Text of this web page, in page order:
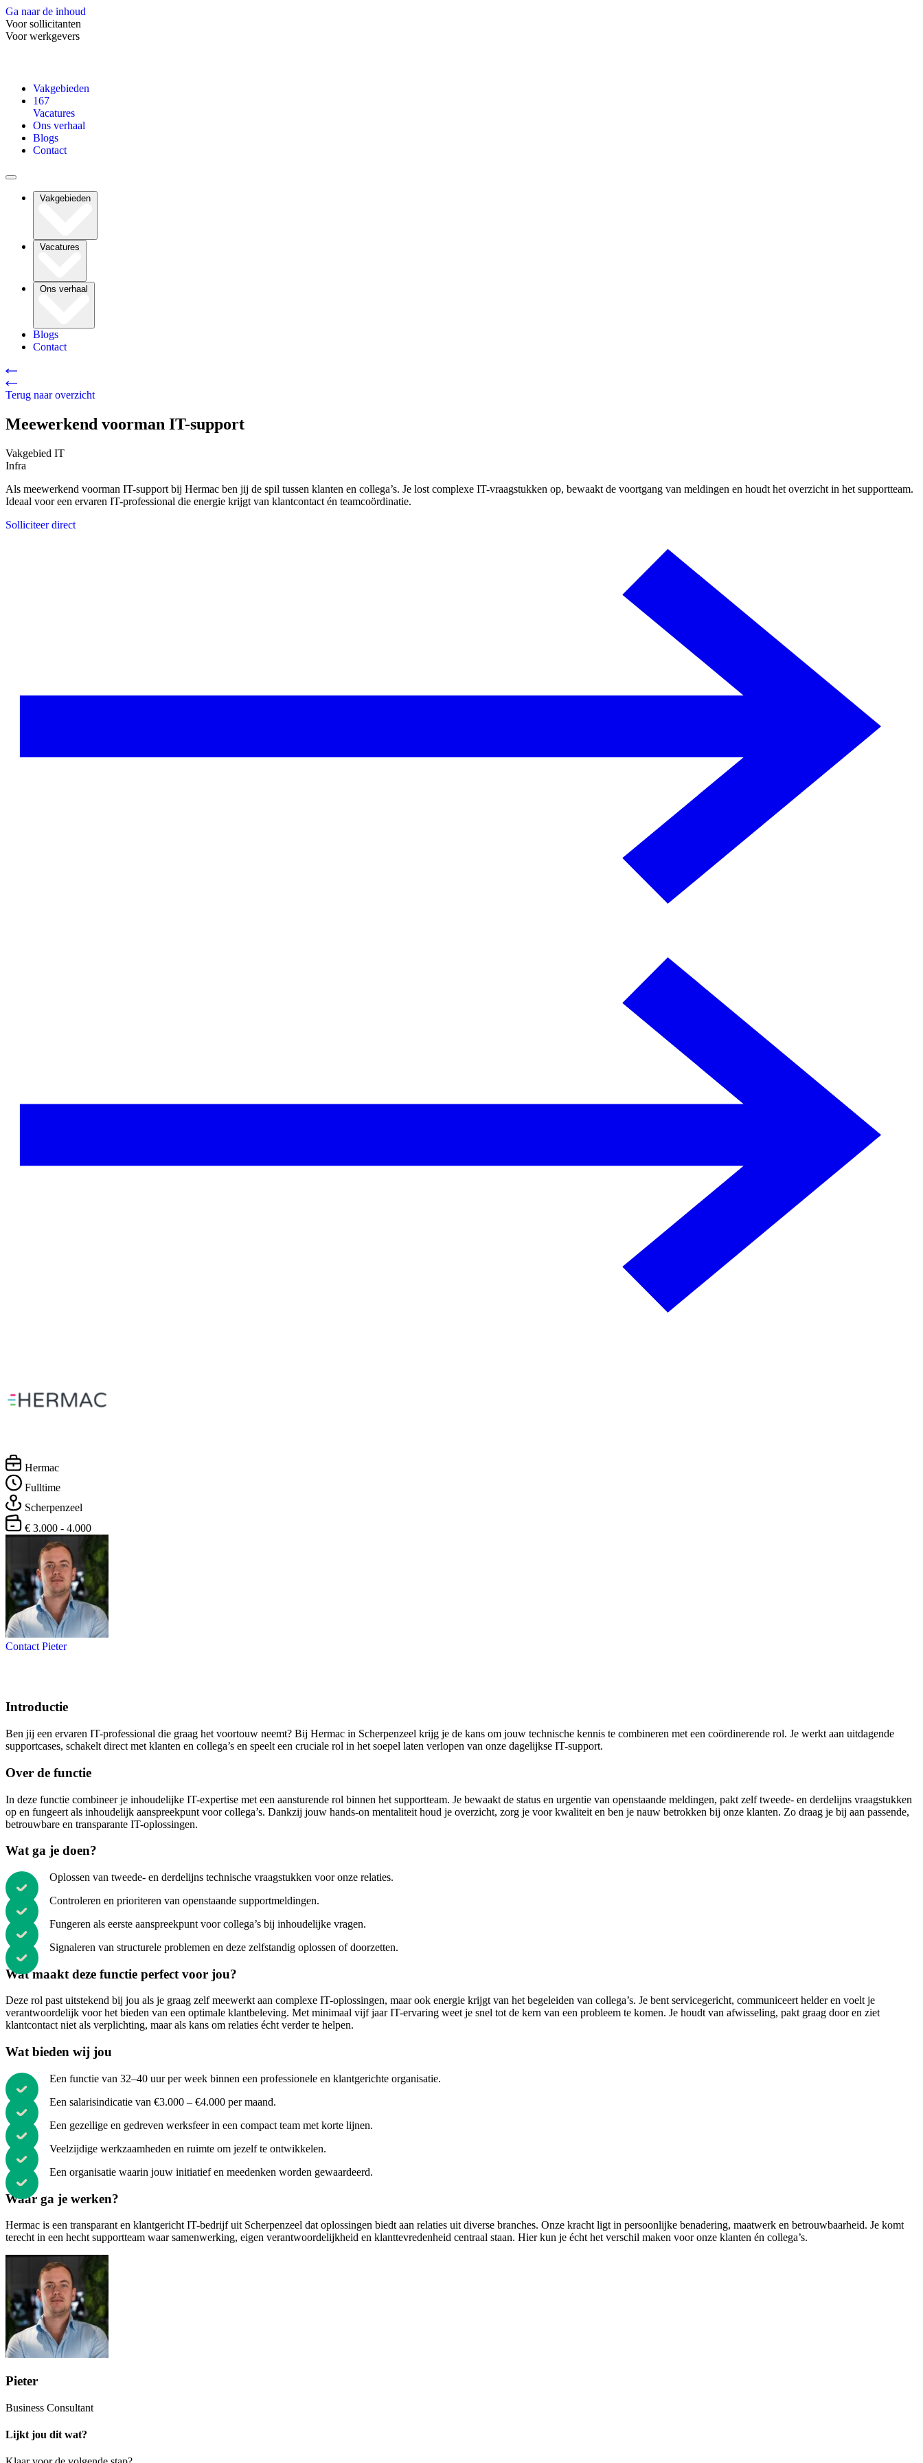
Ga naar de inhoud
Voor sollicitanten
Voor werkgevers
Vakgebieden
167
Vacatures
Ons verhaal
Blogs
Contact
Vakgebieden
Vacatures
Ons verhaal
Blogs
Contact
Terug naar overzicht
Meewerkend voorman IT-support
Vakgebied IT
Infra
Als meewerkend voorman IT-support bij Hermac ben jij de spil tussen klanten en collega’s. Je lost complexe IT-vraagstukken op, bewaakt de voortgang van meldingen en houdt het overzicht in het supportteam.
Ideaal voor een ervaren IT-professional die energie krijgt van klantcontact én teamcoördinatie.
Solliciteer direct
Hermac
Fulltime
Scherpenzeel
€ 3.000 - 4.000
Contact Pieter
Introductie
Ben jij een ervaren IT-professional die graag het voortouw neemt? Bij Hermac in Scherpenzeel krijg je de kans om jouw technische kennis te combineren met een coördinerende rol. Je werkt aan uitdagende
supportcases, schakelt direct met klanten en collega’s en speelt een cruciale rol in het soepel laten verlopen van onze dagelijkse IT-support.
Over de functie
In deze functie combineer je inhoudelijke IT-expertise met een aansturende rol binnen het supportteam. Je bewaakt de status en urgentie van openstaande meldingen, pakt zelf tweede- en derdelijns vraagstukken
op en fungeert als inhoudelijk aanspreekpunt voor collega’s. Dankzij jouw hands-on mentaliteit houd je overzicht, zorg je voor kwaliteit en ben je nauw betrokken bij onze klanten. Zo draag je bij aan passende,
betrouwbare en transparante IT-oplossingen.
Wat ga je doen?
Oplossen van tweede- en derdelijns technische vraagstukken voor onze relaties.
Controleren en prioriteren van openstaande supportmeldingen.
Fungeren als eerste aanspreekpunt voor collega’s bij inhoudelijke vragen.
Signaleren van structurele problemen en deze zelfstandig oplossen of doorzetten.
Wat maakt deze functie perfect voor jou?
Deze rol past uitstekend bij jou als je graag zelf meewerkt aan complexe IT-oplossingen, maar ook energie krijgt van het begeleiden van collega’s. Je bent servicegericht, communiceert helder en voelt je
verantwoordelijk voor het bieden van een optimale klantbeleving. Met minimaal vijf jaar IT-ervaring weet je snel tot de kern van een probleem te komen. Je houdt van afwisseling, pakt graag door en ziet
klantcontact niet als verplichting, maar als kans om relaties écht verder te helpen.
Wat bieden wij jou
Een functie van 32–40 uur per week binnen een professionele en klantgerichte organisatie.
Een salarisindicatie van €3.000 – €4.000 per maand.
Een gezellige en gedreven werksfeer in een compact team met korte lijnen.
Veelzijdige werkzaamheden en ruimte om jezelf te ontwikkelen.
Een organisatie waarin jouw initiatief en meedenken worden gewaardeerd.
Waar ga je werken?
Hermac is een transparant en klantgericht IT-bedrijf uit Scherpenzeel dat oplossingen biedt aan relaties uit diverse branches. Onze kracht ligt in persoonlijke benadering, maatwerk en betrouwbaarheid. Je komt
terecht in een hecht supportteam waar samenwerking, eigen verantwoordelijkheid en klanttevredenheid centraal staan. Hier kun je écht het verschil maken voor onze klanten én collega’s.
Pieter
Business Consultant
Lijkt jou dit wat?